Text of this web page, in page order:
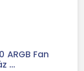
ARGB Fan
...